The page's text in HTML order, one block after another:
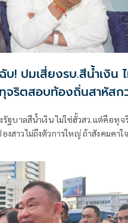
! ปมเสี่ยงรบ.สีน้ำเงิน ไ
จริตสอบท้องถิ่นสาหัสก
รัฐบาลสีน้ำเงิน ไม่ใช่ฮั้วสว.แต่คือทุ
สาวไม่ถึงตัวการใหญ่ ถ้าสังคมคาใ